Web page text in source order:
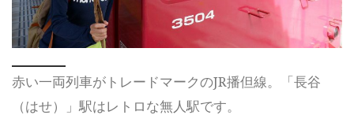
赤い一両列車がトレードマークのJR播但線。「長谷
（はせ）」駅はレトロな無人駅です。